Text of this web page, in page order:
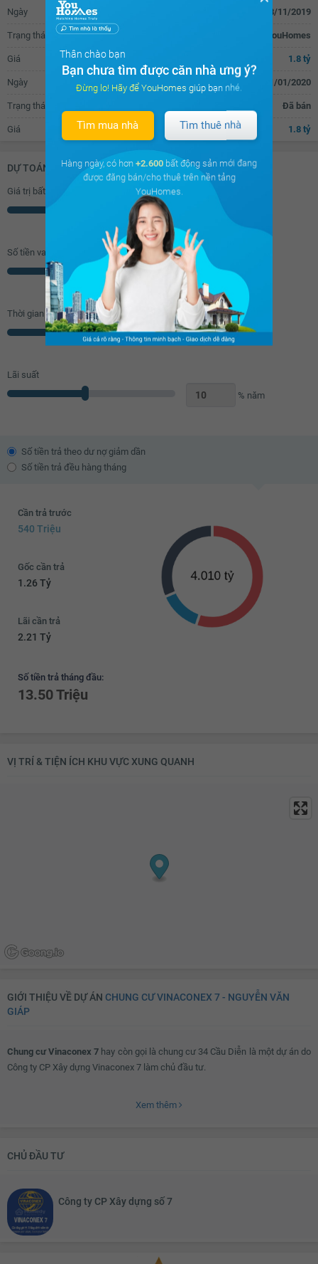
Bàn sơ chế thức ăn
Vách kính nhà tắm
Ngày 08/11/2019
Trạng thái Đăng tin bán trên YouHomes
Giá 1.8 tỷ
Ngày 01/01/2020
Trạng thái Đã bán
Giá 1.8 tỷ
DỰ TOÁN KHOẢN VAY (ĐƠN VỊ: VNĐ)
Giá trị bất động sản
Số tiền vay (
Triệu
Thời gian vay
Năm
Lãi suất
% năm
Số tiền trả theo dư nợ giảm dần
Số tiền trả đều hàng tháng
Cần trả trước
540 Triệu
Gốc cần trả
1.26 Tỷ
Lãi cần trả
2.21 Tỷ
Số tiền trả tháng đầu:
13.50 Triệu
VỊ TRÍ & TIỆN ÍCH KHU VỰC XUNG QUANH
GIỚI THIỆU VỀ DỰ ÁN CHUNG CƯ VINACONEX 7 - NGUYỄN VĂN
GIÁP
Chung cư Vinaconex 7 hay còn gọi là chung cư 34 Cầu Diễn là một dự án do
Công ty CP Xây dựng Vinaconex 7 làm chủ đầu tư.
từ 2-3 phòng ngủ, đáp ứng đa dạng về nhu cầu sử dụng của cư dân hiện đại
gian sống tiện nghi cho mọi cư dân thành phố.
Chung cư Vinaconex 7
sẽ được hưởng trọn hệ thống tiện ích ngoại
Xem thêm
CHỦ ĐẦU TƯ
Công ty CP Xây dựng số 7
Thân chào bạn
Bạn chưa tìm được căn nhà ưng ý?
Đừng lo! Hãy để YouHomes giúp bạn nhé.
Tìm mua nhà Tìm thuê nhà
Hàng ngày, có hơn +2.600 bất động sản mới đang
được đăng bán/cho thuê trên nền tảng
YouHomes.